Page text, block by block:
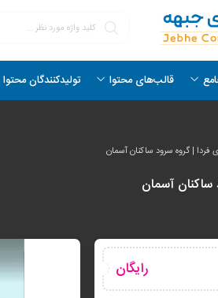
قالب‌های محتوا تولیدکنندگان محتوا
فردا | گروه سرود ساکنان آسمان
ساکنان آسمان
رایگان